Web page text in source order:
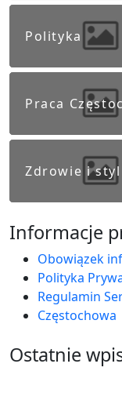
Polityka
Praca
Zdrowie i
Informacje
Obowiązek
Polityka
Regulamin
Częstochowa
Ostatnie